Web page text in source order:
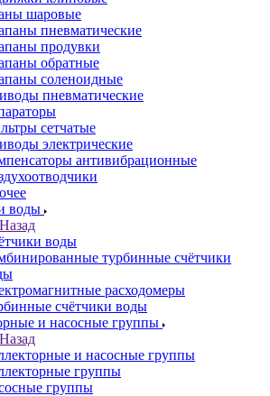
шаровые
пневматические
продувки
обратные
соленоидные
пневматические
сетчатые
электрические
антивибрационные
воды
Назад
воды
турбинные счётчики
расходомеры
счётчики воды
и насосные группы
Назад
и насосные группы
группы
группы